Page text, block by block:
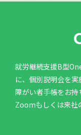
就労継続支援B型
に、個別説明会を実
障がい者手帳をお持
Zoomもしくは来社